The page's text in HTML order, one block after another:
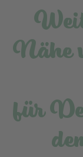
Nähe
für